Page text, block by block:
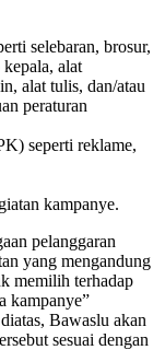
selebaran, brosur,
alat
alat tulis, dan/atau
peraturan
seperti reklame,
kampanye.
pelanggaran
yang mengandung
memilih terhadap
kampanye”
Bawaslu akan
sesuai dengan